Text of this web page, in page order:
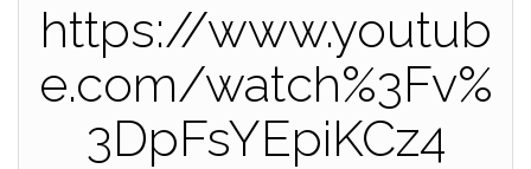
https://www.youtub
e.com/watch%3Fv%
3DpFsYEpiKCz4